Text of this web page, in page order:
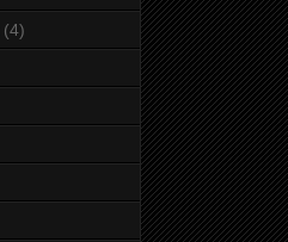
(4)